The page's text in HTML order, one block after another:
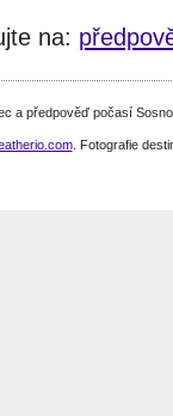
na:
a předpověď počasí
. Fotografie